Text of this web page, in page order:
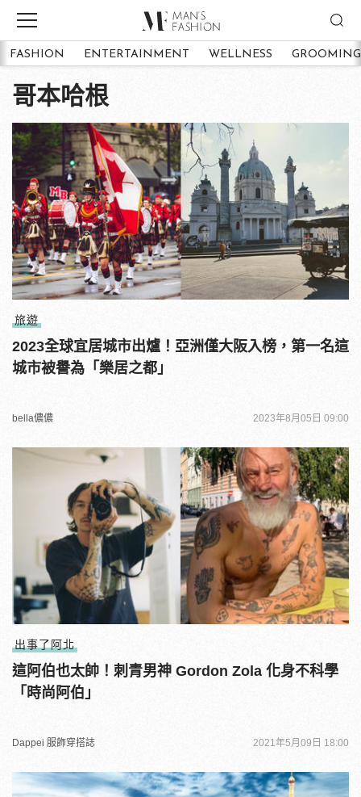
FASHION ENTERTAINMENT WELLNESS GROOMING
哥本哈根
旅遊
2023全球宜居城市出爐！亞洲僅大阪入榜，第一名這
城市被譽為「樂居之都」
bella儂儂 2023年8月05日 09:00
出事了阿北
這阿伯也太帥！刺青男神 Gordon Zola 化身不科學
「時尚阿伯」
Dappei 服飾穿搭誌 2021年5月09日 18:00